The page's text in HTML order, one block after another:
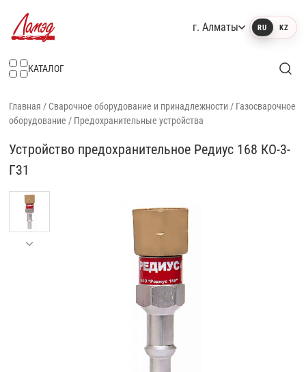
г. Алматы RU KZ
КАТАЛОГ
Главная / Сварочное оборудование и принадлежности / Газосварочное
оборудование / Предохранительные устройства
Устройство предохранительное Редиус 168 КО-3-
Г31